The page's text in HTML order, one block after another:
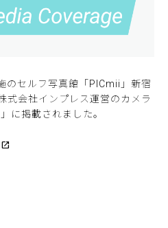
のセルフ写真館「PICmii」新宿
式会社インプレス運営のカメラ
に掲載されました。